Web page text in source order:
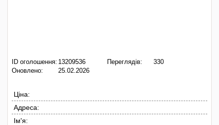
ID оголошення: 13209536
Оновлено:
25.02.2026
Переглядів: 330
Ціна:
Адреса:
Ім'я: